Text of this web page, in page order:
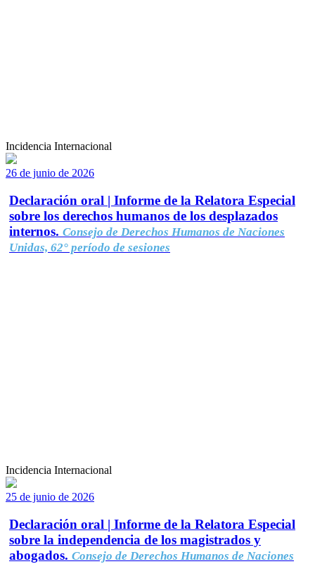
Incidencia Internacional
26 de junio de 2026
Declaración oral | Informe de la Relatora Especial
sobre los derechos humanos de los desplazados
internos. Consejo de Derechos Humanos de Naciones
Unidas, 62° período de sesiones
Incidencia Internacional
25 de junio de 2026
Declaración oral | Informe de la Relatora Especial
sobre la independencia de los magistrados y
abogados. Consejo de Derechos Humanos de Naciones